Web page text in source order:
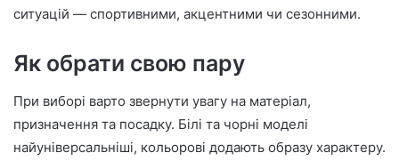
ситуацій — спортивними, акцентними чи сезонними.
Як обрати свою пару
При виборі варто звернути увагу на матеріал,
призначення та посадку. Білі та чорні моделі
найуніверсальніші, кольорові додають образу характеру.